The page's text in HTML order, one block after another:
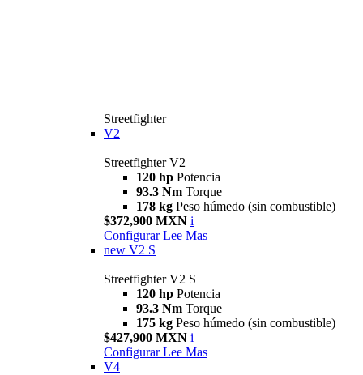
Streetfighter
V2
Streetfighter V2
120 hp Potencia
93.3 Nm Torque
178 kg Peso húmedo (sin combustible)
$372,900 MXN i
Configurar Lee Mas
new V2 S
Streetfighter V2 S
120 hp Potencia
93.3 Nm Torque
175 kg Peso húmedo (sin combustible)
$427,900 MXN i
Configurar Lee Mas
V4